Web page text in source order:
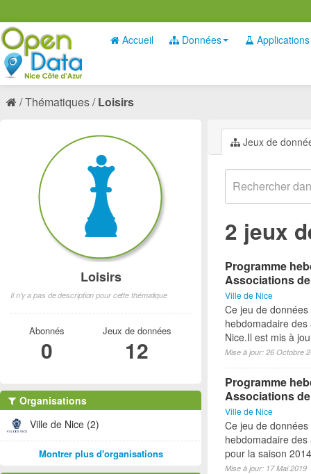
Accueil Données Applications
Thématiques Loisirs
Jeux de
2 jeux
Programme
Associations
Ville de Nice
Ce jeu de
hebdomadaire
Nice.Il est mis à
Mise à jour: 26 Octobre
Programme
Associations
Ville de Nice
Ce jeu de
hebdomadaire
pour la saison
Mise à jour: 17 Mai 2019
Loisirs
Il n'y a pas de description pour cette thématique
Abonnés
0
Jeux de données
12
Organisations
Ville de Nice (2)
Montrer plus d'organisations